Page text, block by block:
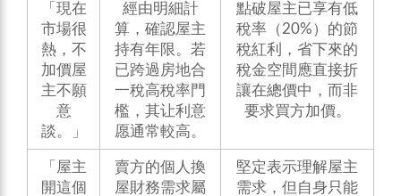
「現在
市場很
熱，不
加價屋
主不願
意
談。」
經由明細計
算，確認屋主
持有年限。若
已跨過房地合
一稅高稅率門
檻，其让利意
愿通常較高。
點破屋主已享有低
稅率（20%）的節
稅紅利，省下來的
稅金空間應直接折
讓在總價中，而非
要求買方加價。
「屋主
開這個
賣方的個人換
屋財務需求屬
堅定表示理解屋主
需求，但自身只能